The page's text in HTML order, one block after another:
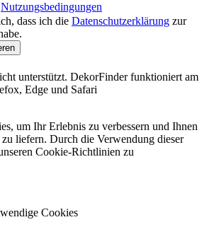
Nutzungsbedingungen
dass ich die Datenschutzerklärung zur
unterstützt. DekorFinder funktioniert am
Edge und Safari
um Ihr Erlebnis zu verbessern und Ihnen
liefern. Durch die Verwendung dieser
Cookie-Richtlinien zu
Cookies